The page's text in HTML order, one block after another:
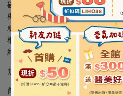
磷酸鈣.鹿角菜膠.氯化鉀.牛磺酸.
椰子油.硫酸鋅.維生素E.硫酸亞鐵
糖.維生素B6.硫酸錳.硫酸銅.維生
櫚酸酯.玉米油.葉酸.三氯化鉻.生
維生素K1.維生素B12.維生素D3
規 格 │ 237mL/罐 (24罐/箱)
劑 型 │ 液體